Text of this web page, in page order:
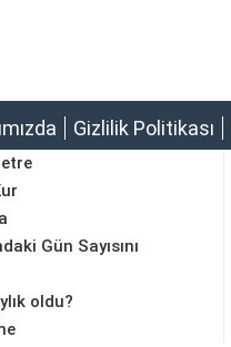
Gizlilik Politikası
Gün Sayısını
oldu?